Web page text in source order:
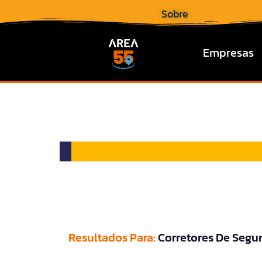
Sobre
Empresas
Resultados Para:Corretores De